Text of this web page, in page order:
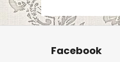
Z
Facebook